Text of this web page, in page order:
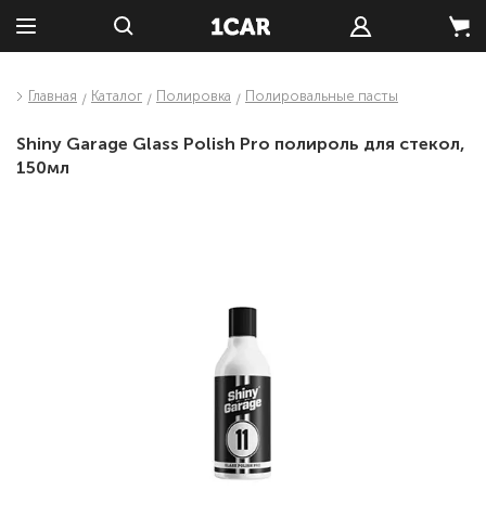
Главная Каталог Полировка Полировальные пасты
Shiny Garage Glass Polish Pro полироль для стекол,
150мл